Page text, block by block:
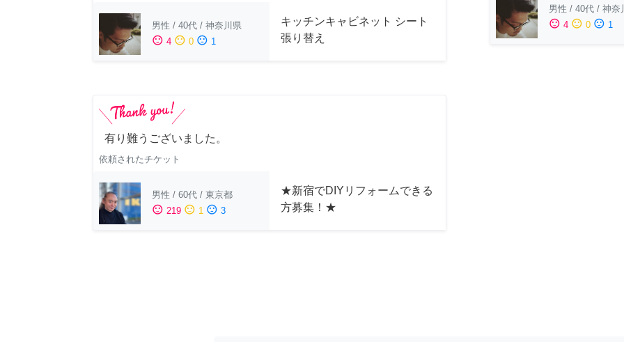
男性 / 40代 / 神奈川県
sentiment_satisfied 4 sentiment_neutral 0 sentiment_dissatisfied 1
キッチンキャビネット シート
張り替え
男性 / 40代 / 神奈
sentiment_satisfied 4 sentiment_neutral 0 sentiment_dissatisfied 1
有り難うございました。
依頼されたチケット
男性 / 60代 / 東京都
sentiment_satisfied 219 sentiment_neutral 1 sentiment_dissatisfied 3
★新宿でDIYリフォームできる
方募集！★